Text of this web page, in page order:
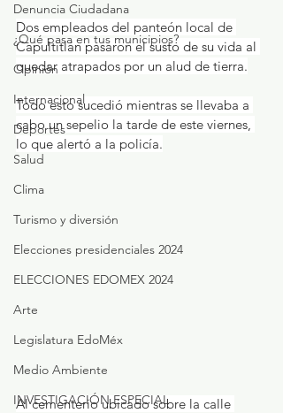
Denuncia Ciudadana
¿Qué pasa en tus municipios?
Opinión
Internacional
Deportes
Salud
Clima
Turismo y diversión
Elecciones presidenciales 2024
ELECCIONES EDOMEX 2024
Arte
Legislatura EdoMéx
Medio Ambiente
INVESTIGACIÓN ESPECIAL
Dos empleados del panteón local de
Capultitlán pasaron el susto de su vida al
quedar atrapados por un alud de tierra.
Todo esto sucedió mientras se llevaba a
cabo un sepelio la tarde de este viernes,
lo que alertó a la policía.
Al cementerio ubicado sobre la calle